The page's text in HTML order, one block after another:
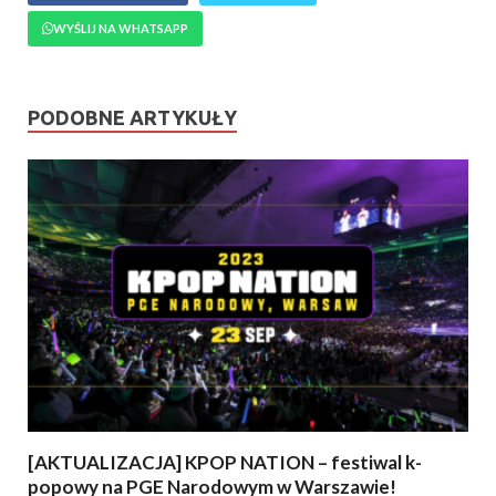
WYŚLIJ NA WHATSAPP
PODOBNE ARTYKUŁY
[AKTUALIZACJA] KPOP NATION – festiwal k-
popowy na PGE Narodowym w Warszawie!